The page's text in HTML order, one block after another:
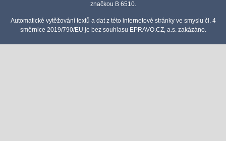
značkou B 6510.
Automatické vytěžování textů a dat z této internetové stránky ve smyslu čl. 4
směrnice 2019/790/EU je bez souhlasu EPRAVO.CZ, a.s. zakázáno.